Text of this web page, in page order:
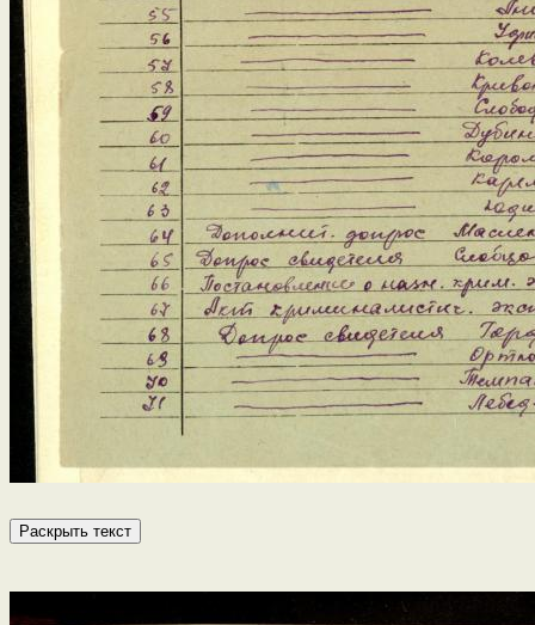
Раскрыть текст